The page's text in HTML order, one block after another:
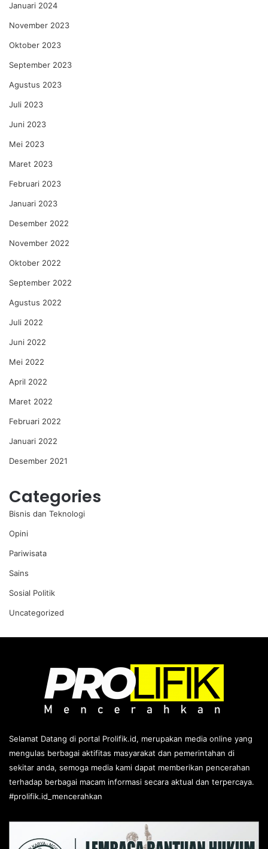
Januari 2024
November 2023
Oktober 2023
September 2023
Agustus 2023
Juli 2023
Juni 2023
Mei 2023
Maret 2023
Februari 2023
Januari 2023
Desember 2022
November 2022
Oktober 2022
September 2022
Agustus 2022
Juli 2022
Juni 2022
Mei 2022
April 2022
Maret 2022
Februari 2022
Januari 2022
Desember 2021
Categories
Bisnis dan Teknologi
Opini
Pariwisata
Sains
Sosial Politik
Uncategorized
Selamat Datang di portal Prolifik.id, merupakan media online yang
mengulas berbagai aktifitas masyarakat dan pemerintahan di
sekitar anda, semoga media kami dapat memberikan pencerahan
terhadap berbagai macam informasi secara aktual dan terpercaya.
#prolifik.id_mencerahkan